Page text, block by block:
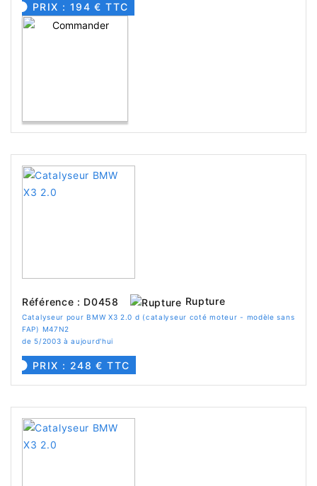
PRIX : 194 € TTC
Référence : D0458 Rupture
Catalyseur pour BMW X3 2.0 d (catalyseur coté moteur - modèle sans
FAP) M47N2
de 5/2003 à aujourd'hui
PRIX : 248 € TTC